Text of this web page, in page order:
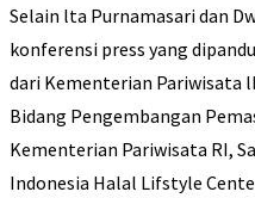
Selain lta Purnamasari dan
konferensi press yang
dari Kementerian Pariwisata
Bidang Pengembangan
Kementerian Pariwisata RI,
Indonesia Halal Lifstyle